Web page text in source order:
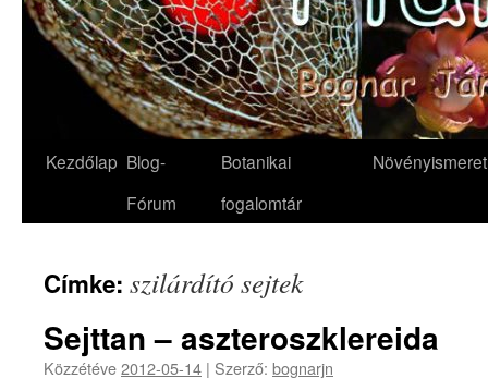
Kezdőlap Blog-
Fórum
Botanikai
fogalomtár
Növényismeret
Címke: szilárdító sejtek
Sejttan – aszteroszklereida
Közzétéve2012-05-14 | Szerző: bognarjn